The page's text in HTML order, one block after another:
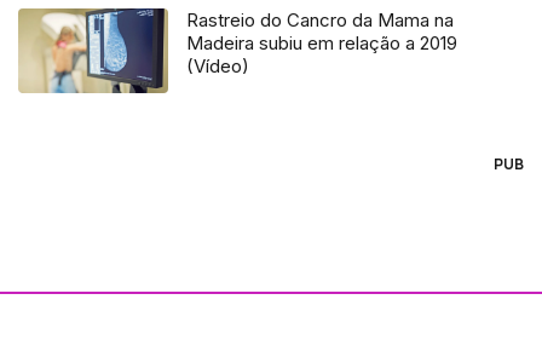
Rastreio do Cancro da Mama na
Madeira subiu em relação a 2019
(Vídeo)
PUB